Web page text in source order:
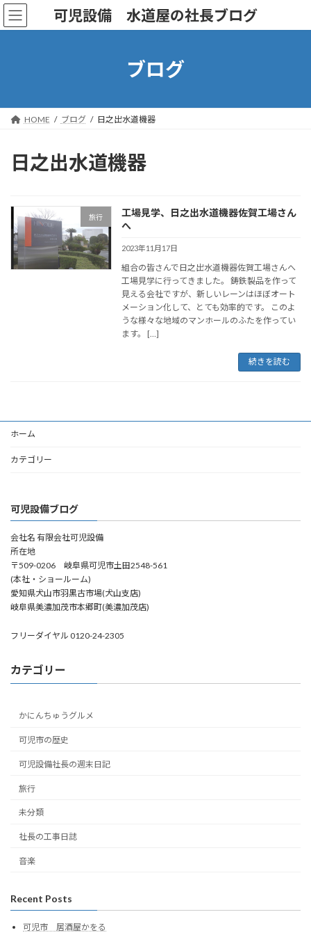
コ
ン
ナ
ビ
可児設備 水道屋の社長ブログ
ブログ
HOME ブログ 日之出水道機器
日之出水道機器
旅行
工場見学、日之出水道機器佐賀工場さん
へ
2023年11月17日
組合の皆さんで日之出水道機器佐賀工場さんへ
工場見学に行ってきました。 鋳鉄製品を作って
見える会社ですが、新しいレーンはほぼオート
メーション化して、とても効率的です。 このよ
うな様々な地域のマンホールのふたを作ってい
ます。 […]
続きを読む
ホーム
カテゴリー
可児設備ブログ
会社名 有限会社可児設備
所在地
〒509-0206 岐阜県可児市土田2548-561
(本社・ショールーム)
愛知県犬山市羽黒古市場(犬山支店)
岐阜県美濃加茂市本郷町(美濃加茂店)
フリーダイヤル 0120-24-2305
カテゴリー
かにんちゅうグルメ
可児市の歴史
可児設備社長の週末日記
旅行
未分類
社長の工事日誌
音楽
Recent Posts
可児市 居酒屋かをる